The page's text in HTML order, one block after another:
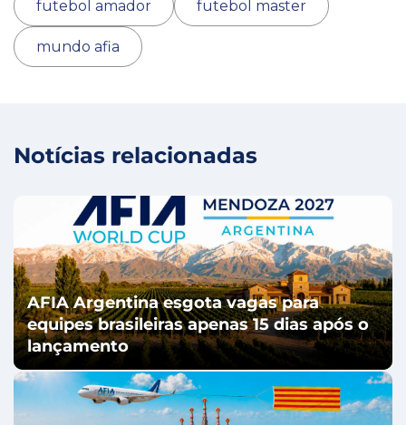
futebol amador futebol master
mundo afia
Notícias relacionadas
AFIA Argentina esgota vagas para
equipes brasileiras apenas 15 dias após o
lançamento